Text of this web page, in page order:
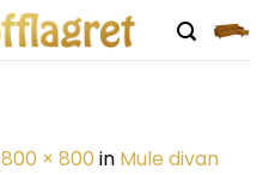
800 × 800 in Mule divan